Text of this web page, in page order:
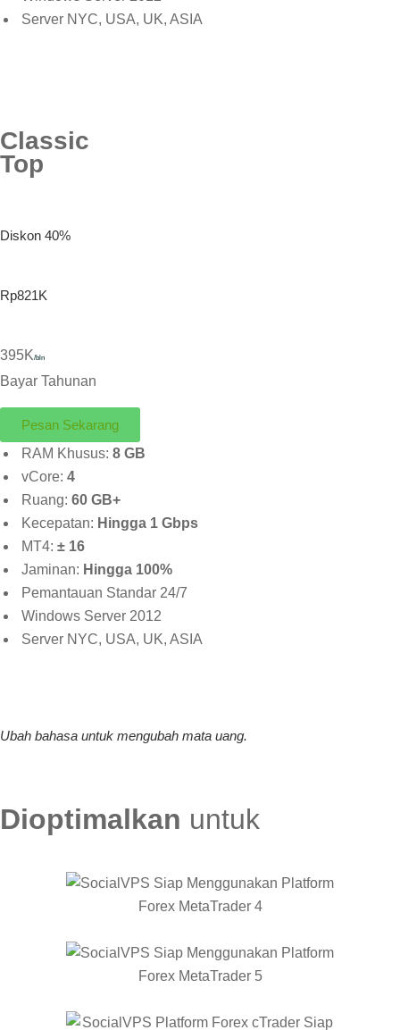
Server NYC, USA, UK, ASIA
Classic
Top
Diskon 40%
Rp821K
395K/bln
Bayar Tahunan
Pesan Sekarang
RAM Khusus: 8 GB
vCore: 4
Ruang: 60 GB+
Kecepatan: Hingga 1 Gbps
MT4: ± 16
Jaminan: Hingga 100%
Pemantauan Standar 24/7
Windows Server 2012
Server NYC, USA, UK, ASIA
Ubah bahasa untuk mengubah mata uang.
Dioptimalkan untuk